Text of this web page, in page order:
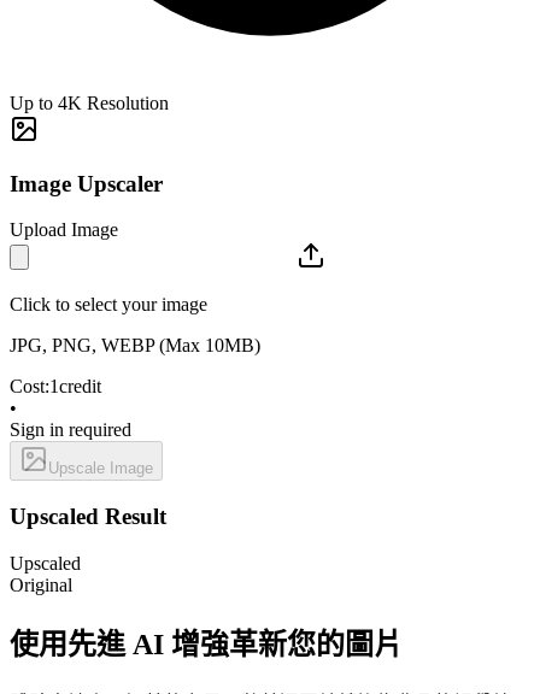
Up to 4K Resolution
Image Upscaler
Upload Image
Click to select your image
JPG, PNG, WEBP (Max 10MB)
Cost:1credit
•
Sign in required
Upscale Image
Upscaled Result
Upscaled
Original
使用先進 AI 增強革新您的圖片